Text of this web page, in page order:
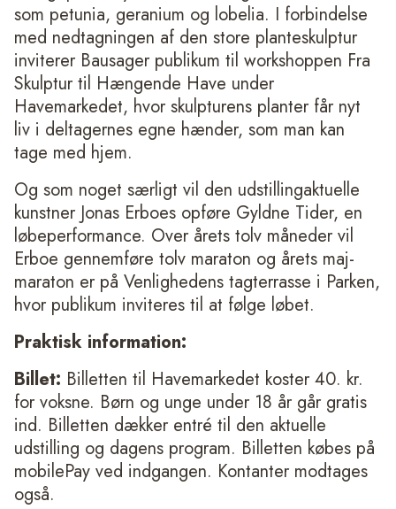
som petunia, geranium og lobelia. I forbindelse
med nedtagningen af den store planteskulptur
inviterer Bausager publikum til workshoppen Fra
Skulptur til Hængende Have under
Havemarkedet, hvor skulpturens planter får nyt
liv i deltagernes egne hænder, som man kan
tage med hjem.
Og som noget særligt vil den udstillingaktuelle
kunstner Jonas Erboes opføre Gyldne Tider, en
løbeperformance. Over årets tolv måneder vil
Erboe gennemføre tolv maraton og årets maj-
maraton er på Venlighedens tagterrasse i Parken,
hvor publikum inviteres til at følge løbet.
Praktisk information:
Billet: Billetten til Havemarkedet koster 40. kr.
for voksne. Børn og unge under 18 år går gratis
ind. Billetten dækker entré til den aktuelle
udstilling og dagens program. Billetten købes på
mobilePay ved indgangen. Kontanter modtages
også.